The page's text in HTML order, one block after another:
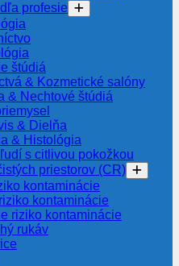
profesie
štúdiá
& Kozmetické salóny
& Nechtové štúdiá
& Dielňa
& Histológia
s citlivou pokožkou
priestorov (CR)
kontaminácie
kontaminácie
riziko kontaminácie
rukáv